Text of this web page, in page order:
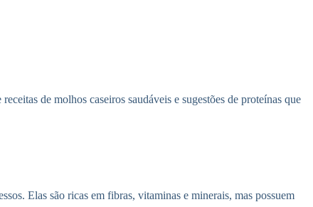
de molhos caseiros saudáveis e sugestões de proteínas que
Elas são ricas em fibras, vitaminas e minerais, mas possuem